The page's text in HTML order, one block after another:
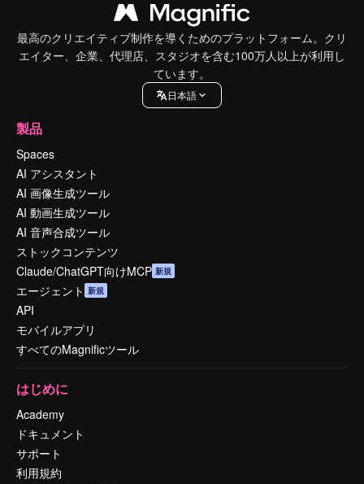
最高のクリエイティブ制作を導くためのプラットフォーム。クリ
エイター、企業、代理店、スタジオを含む100万人以上が利用し
ています。
日本語
製品
Spaces
AI アシスタント
AI 画像生成ツール
AI 動画生成ツール
AI 音声合成ツール
ストックコンテンツ
Claude/ChatGPT向けMCP 新規
エージェント 新規
API
モバイルアプリ
すべてのMagnificツール
はじめに
Academy
ドキュメント
サポート
利用規約